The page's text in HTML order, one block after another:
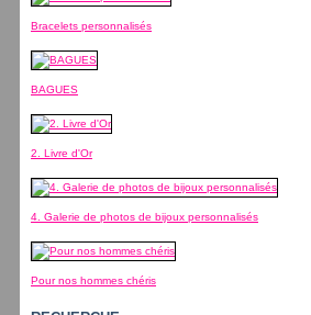
Bracelets personnalisés
BAGUES
2. Livre d'Or
4. Galerie de photos de bijoux personnalisés
Pour nos hommes chéris